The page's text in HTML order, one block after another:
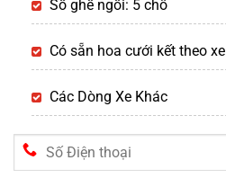
Số ghế ngồi: 5 chỗ
Có sẵn hoa cưới kết theo xe
Các Dòng Xe Khác